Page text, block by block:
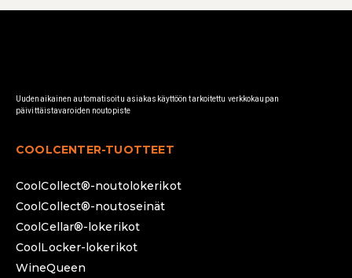
Uudenaikainen automatisoitu asiakaskäyttöön tarkoitettu verkkokaupan
päivittäistavaroiden noutopiste
COOLCENTER-TUOTTEET
CoolCollect®-noutolokerikot
CoolCollect®-noutoseinät
CoolCellar®-lokerikot
CoolLocker-lokerikot
WineQueen